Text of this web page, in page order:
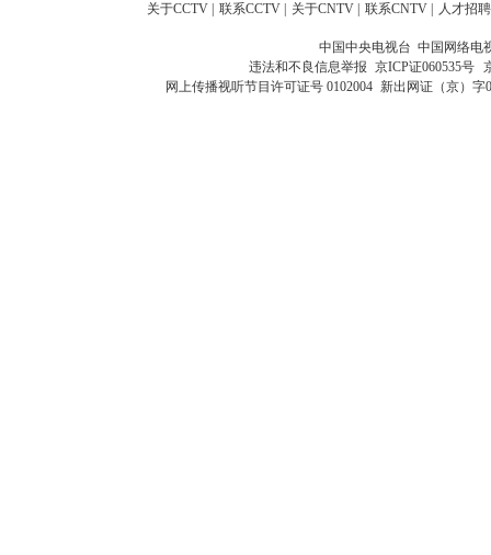
关于CCTV 联系CCTV 关于CNTV 联系CNTV 人才招聘
中国中央电视台 中国网络电
违法和不良信息举报 京ICP证060535号
网上传播视听节目许可证号 0102004 新出网证（京）